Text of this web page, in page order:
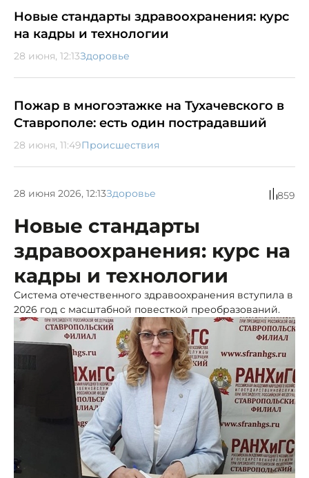
Новые стандарты здравоохранения: курс
на кадры и технологии
28 июня, 12:13Здоровье
Пожар в многоэтажке на Тухачевского в
Ставрополе: есть один пострадавший
28 июня, 11:49Происшествия
28 июня 2026, 12:13Здоровье 859
Новые стандарты
здравоохранения: курс на
кадры и технологии
Система отечественного здравоохранения вступила в
2026 год с масштабной повесткой преобразований.